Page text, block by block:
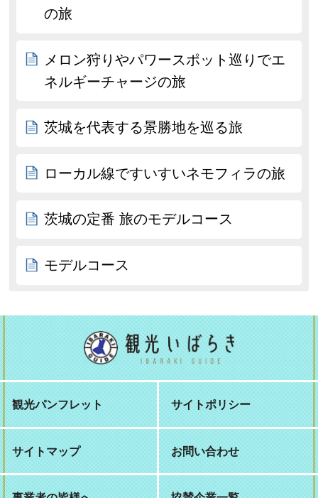
の旅
メロン狩りやパワースポット巡りでエ
ネルギーチャージの旅
茨城を代表する景勝地を巡る旅
ローカル線ですいすいネモフィラの旅
茨城の定番 旅のモデルコース
モデルコース
観光パンフレット サイトポリシー
サイトマップ お問い合わせ